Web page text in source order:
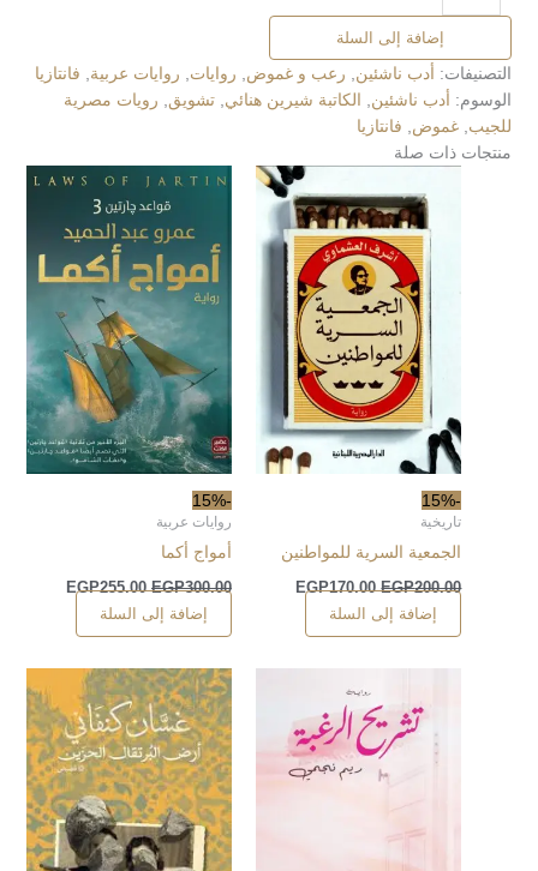
إضافة إلى السلة
التصنيفات: أدب ناشئين رعب و غموض روايات روايات عربية
فانتازيا
الوسوم: أدب ناشئين الكاتبة شيرين هنائي تشويق
رويات مصرية
للجيب غموض
فانتازيا
منتجات ذات صلة
-15%
تاريخية
الجمعية السرية للمواطنين
EGP200.00
EGP170.00
إضافة إلى السلة
-15%
روايات عربية
أمواج أكما
EGP300.00
EGP255.00
إضافة إلى السلة